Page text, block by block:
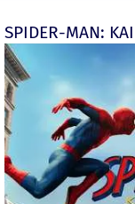
SPIDER-MAN: